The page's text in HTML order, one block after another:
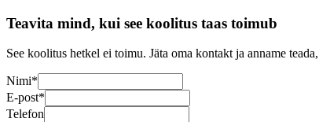
Teavita mind, kui see koolitus taas toimub
See koolitus hetkel ei toimu. Jäta oma kontakt ja anname
Nimi*
E-post*
Telefon